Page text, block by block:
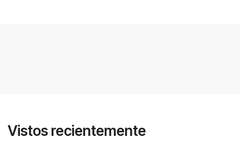
Vistos recientemente